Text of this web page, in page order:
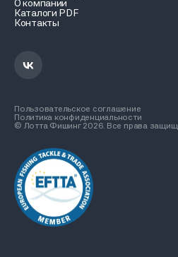
О компании
Каталоги PDF
Контакты
Пользовательское соглашение
Политика конфиденциальности
© Лотта Фишинг 2026. Все права